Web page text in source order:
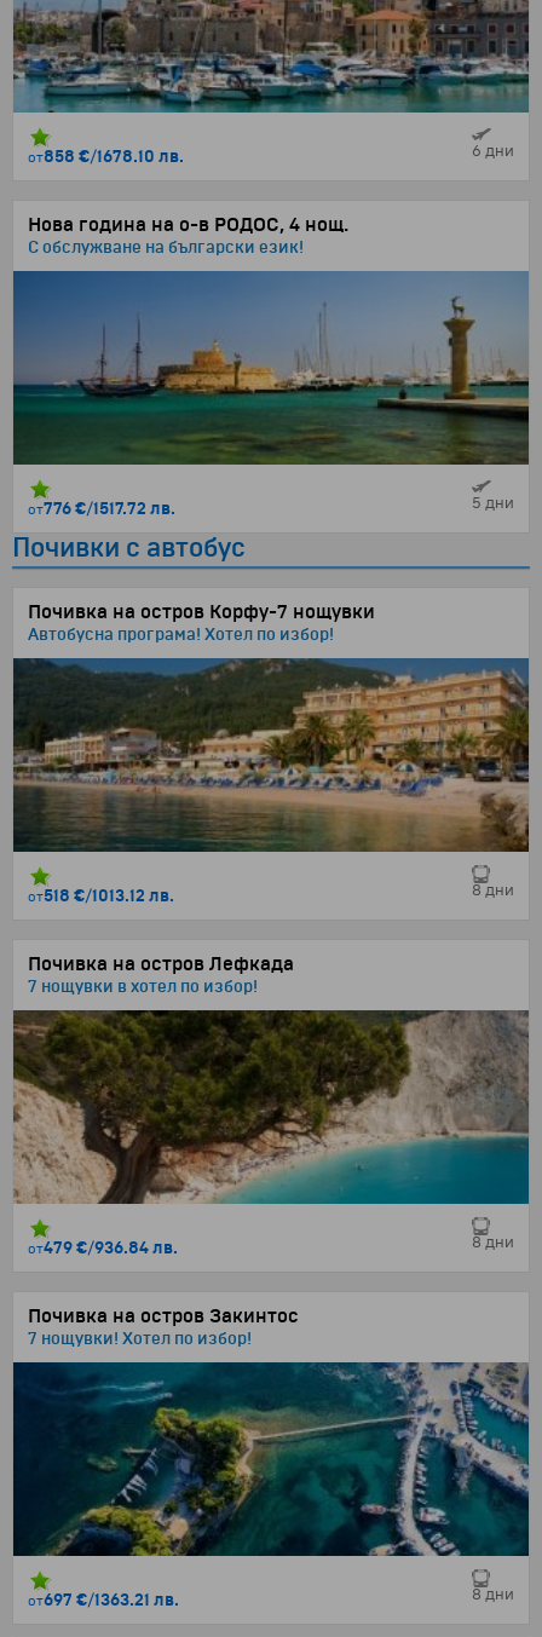
от858 €/1678.10 лв. 6 дни
Нова година на о-в РОДОС, 4 нощ.
С обслужване на български език!
от776 €/1517.72 лв. 5 дни
Почивки с автобус
Почивка на остров Корфу-7 нощувки
Автобусна програма! Хотел по избор!
от518 €/1013.12 лв. 8 дни
Почивка на остров Лефкада
7 нощувки в хотел по избор!
от479 €/936.84 лв. 8 дни
Почивка на остров Закинтос
7 нощувки! Хотел по избор!
от697 €/1363.21 лв. 8 дни